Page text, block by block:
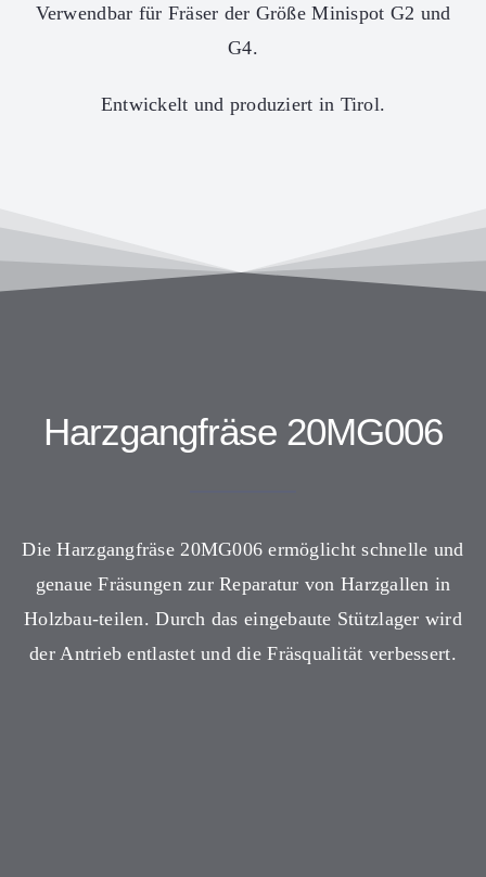
Verwendbar für Fräser der Größe Minispot G2 und
G4.
Entwickelt und produziert in Tirol.
Harzgangfräse 20MG006
Die Harzgangfräse 20MG006 ermöglicht schnelle und
genaue Fräsungen zur Reparatur von Harzgallen in
Holzbau-teilen. Durch das eingebaute Stützlager wird
der Antrieb entlastet und die Fräsqualität verbessert.